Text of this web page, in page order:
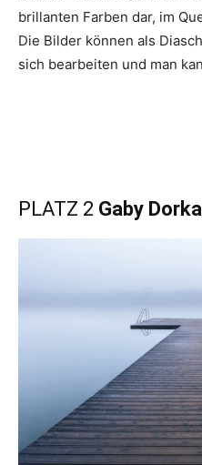
brillanten Farben dar, im
Die Bilder können als
sich bearbeiten und man
PLATZ 2 Gaby Dorka